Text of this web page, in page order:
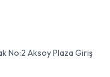
No:2 Aksoy Plaza Giriş